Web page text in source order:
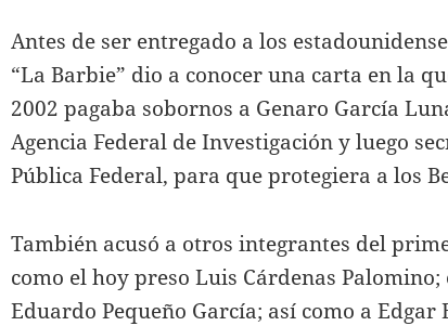
Antes de ser entregado a los
“La Barbie” dio a conocer una carta en la
2002 pagaba sobornos a Genaro García
Agencia Federal de Investigación y luego
Pública Federal, para que protegiera a los
También acusó a otros integrantes del
como el hoy preso Luis Cárdenas
Eduardo Pequeño García; así como a